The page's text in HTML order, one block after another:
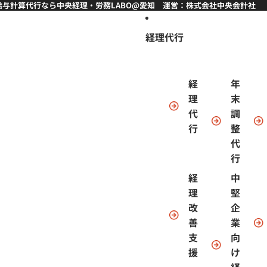
与計算代行なら中央経理・労務LABO@愛知 運営：株式会社中央会計社
経理代行
経
理
代
行
年
末
調
整
代
行
経
理
改
善
支
援
中
堅
企
業
向
け